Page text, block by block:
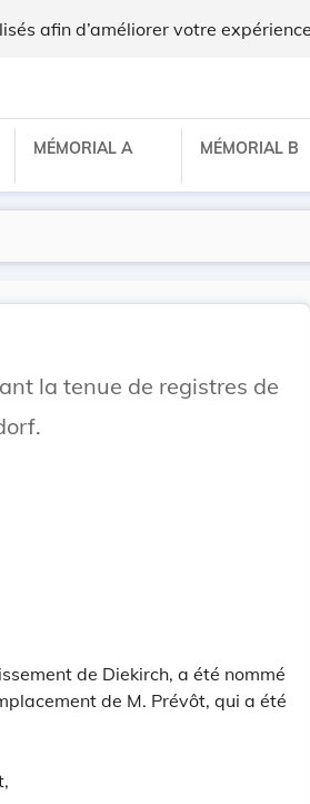
afin d’améliorer votre
MÉMORIAL A MÉMORIAL B
la tenue de registres de
de Diekirch, a été nommé
de M. Prévôt, qui a été